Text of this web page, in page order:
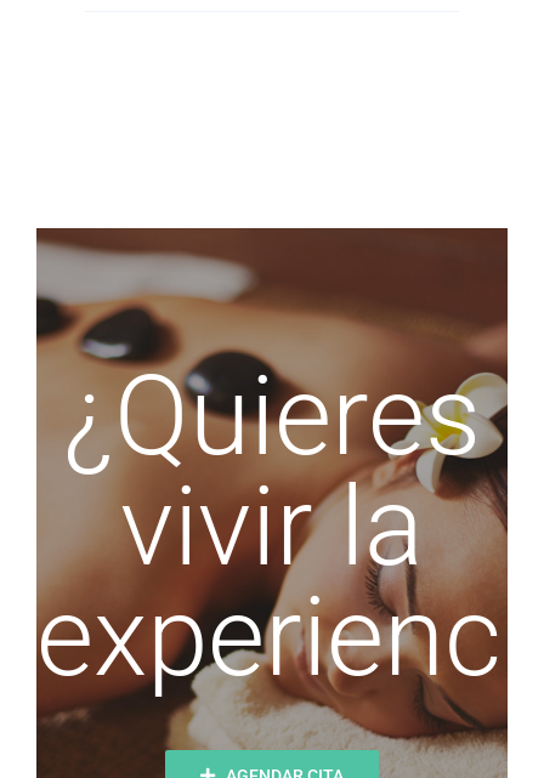
¿Quieres
vivir la